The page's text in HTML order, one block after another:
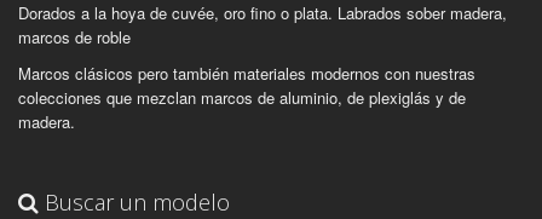
Dorados a la hoya de cuvée, oro fino o plata. Labrados sober madera,
marcos de roble
Marcos clásicos pero también materiales modernos con nuestras
colecciones que mezclan marcos de aluminio, de plexiglás y de
madera.
Buscar un modelo